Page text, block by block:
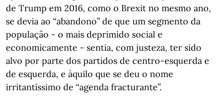
de Trump em 2016, como o Brexit no mesmo ano,
se devia ao “abandono” de que um segmento da
população - o mais deprimido social e
economicamente - sentia, com justeza, ter sido
alvo por parte dos partidos de centro-esquerda e
de esquerda, e àquilo que se deu o nome
irritantíssimo de “agenda fracturante”.